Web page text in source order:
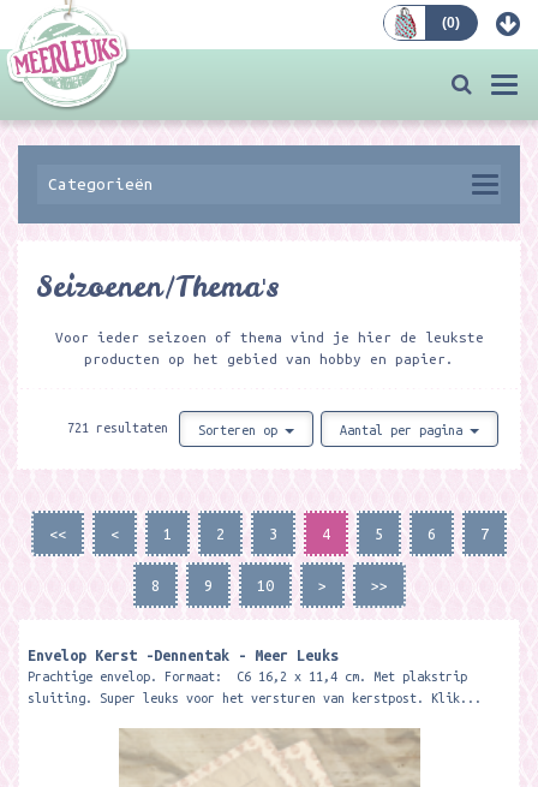
(0)
Categorieën
Seizoenen/Thema's
Voor ieder seizoen of thema vind je hier de leukste
producten op het gebied van hobby en papier.
721 resultaten Sorteren op Aantal per pagina
<< < 1 2 3 4 5 6 7
8 9 10 > >>
Envelop Kerst -Dennentak - Meer Leuks
Prachtige envelop. Formaat: C6 16,2 x 11,4 cm. Met plakstrip
sluiting. Super leuks voor het versturen van kerstpost. Klik...